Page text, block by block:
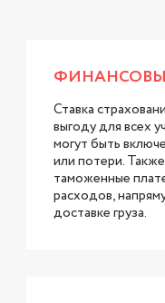
Ставка
выгоду для всех
могут быть
или потери.
таможенные
расходов,
доставке груза.